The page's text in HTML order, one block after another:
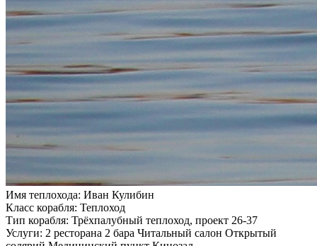
Имя теплохода: Иван Кулибин
Класс корабля: Теплоход
Тип корабля: Трёхпалубный теплоход, проект 26-37
Услуги: 2 ресторана 2 бара Читальный салон Открытый